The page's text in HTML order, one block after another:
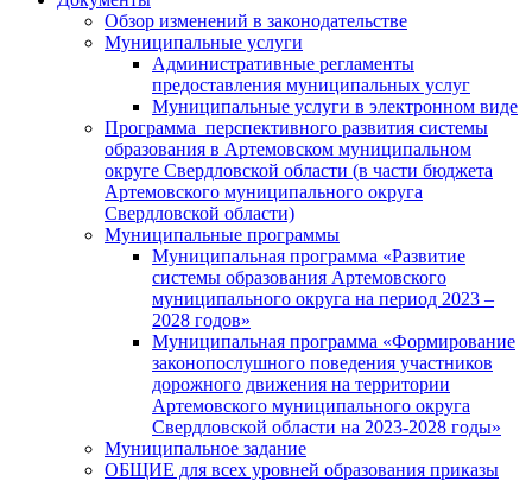
Обзор изменений в законодательстве
Муниципальные услуги
Административные регламенты
предоставления муниципальных услуг
Муниципальные услуги в электронном виде
Программа перспективного развития системы
образования в Артемовском муниципальном
округе Свердловской области (в части бюджета
Артемовского муниципального округа
Свердловской области)
Муниципальные программы
Муниципальная программа «Развитие
системы образования Артемовского
муниципального округа на период 2023 –
2028 годов»
Муниципальная программа «Формирование
законопослушного поведения участников
дорожного движения на территории
Артемовского муниципального округа
Свердловской области на 2023-2028 годы»
Муниципальное задание
ОБЩИЕ для всех уровней образования приказы